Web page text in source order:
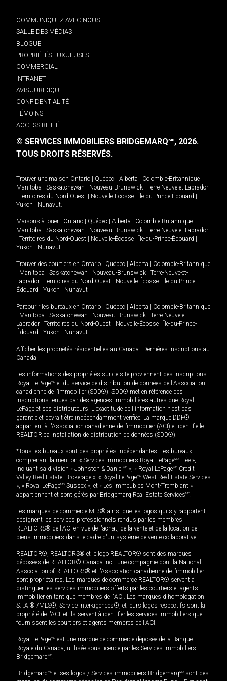
COMMUNIQUEZ AVEC NOUS
SALLE DES MÉDIAS
BLOGUE
PROPRIÉTÉS LUXUEUSES
COMMERCIAL
INTRANET
AVIS JURIDIQUE
CONFIDENTIALITÉ
TÉMOINS
ACCESSIBILITÉ
© SERVICES IMMOBILIERS BRIDGEMARQMD, 2026.
TOUS DROITS RÉSERVÉS.
Trouver une maison Ontario Québec Alberta Colombie-Britannique
Manitoba
Saskatchewan Nouveau-Brunswick
Terre-Neuve-et-Labrador
Territoires du Nord-Ouest Nouvelle-Écosse Île-du-Prince-Édouard
Yukon
Nunavut.
Maisons à louer - Ontario Québec Alberta Colombie-Britannique
Manitoba
Saskatchewan Nouveau-Brunswick
Terre-Neuve-et-Labrador
Territoires du Nord-Ouest Nouvelle-Écosse Île-du-Prince-Édouard
Yukon
Nunavut.
Trouver des courtiers en Ontario Québec Alberta
Colombie-Britannique
Manitoba Saskatchewan Nouveau-Brunswick
Terre-Neuve-et-
Labrador
Territoires du Nord-Ouest Nouvelle-Écosse
Île-du-Prince-
Édouard
Yukon Nunavut
Parcourir les bureaux en Ontario Québec Alberta
Colombie-Britannique
Manitoba Saskatchewan Nouveau-Brunswick
Terre-Neuve-et-
Labrador
Territoires du Nord-Ouest Nouvelle-Écosse
Île-du-Prince-
Édouard
Yukon Nunavut
Afficher les propriétés résidentielles au Canada
Dernières inscriptions au
Canada
Les informations des propriétés sur ce site proviennent des inscriptions
Royal LePageMD et du service de distribution de données de l'Association
canadienne de l’immobilier (SDD®). SDD® met en référence des
inscriptions tenues par des agences immobilières autres que Royal
LePage et ses distributeurs. L'exactitude de l'information n'est pas
garantie et devrait être indépendamment vérifiée. La marque DDF®
appartient à l'Association canadienne de l’immobilier (ACI) et identifie le
REALTOR.ca Installation de distribution de données (SDD®).
*Tous les bureaux sont des propriétés indépendantes. Les bureaux
comprenant la mention « Services immobiliers Royal LePageMD Ltée »,
incluant sa division « Johnston & Daniel MD », « Royal LePageMD Credit
Valley Real Estate, Brokerage », « Royal LePageMD West Real Estate Services
», « Royal LePageMD Sussex », et « Les immeubles Mont-Tremblant »
appartiennent et sont gérés par Bridgemarq Real Estate ServicesMD.
Les marques de commerce MLS® ainsi que les logos qui s'y rapportent
désignent les services professionnels rendus par les membres
REALTORS® de l'ACI en vue de l'achat, de la vente et de la location de
biens immobiliers dans le cadre d'un système de vente collaborative.
REALTOR®, REALTORS® et le logo REALTOR® sont des marques
déposées de REALTOR® Canada Inc., une compagnie dont la National
Association of REALTORS® et l'Association canadienne de l’immobilier
sont propriétaires. Les marques de commerce REALTOR® servent à
distinguer les services immobiliers offerts par les courtiers et agents
immobilier en tant que membres de l'ACI. Les marques d'homologation
S.I.A.® /MLS®, Service inter-agences®, et leurs logos respectifs sont la
propriété de l'ACI, et ils servent à identifier les services immobiliers que
fournissent les courtiers et agents membres de l'ACI.
Royal LePageMD est une marque de commerce déposée de la Banque
Royale du Canada, utilisée sous licence par les Services immobiliers
BridgemarqMD.
BridgemarqMD et ses logos / Services immobiliers BridgemarqMD sont des